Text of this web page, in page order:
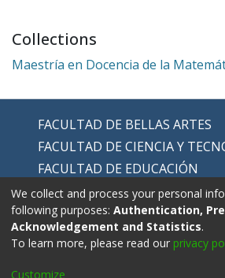
Collections
Maestría en Docencia de la
FACULTAD DE BELLAS ARTES
FACULTAD DE CIENCIA Y
FACULTAD DE EDUCACIÓN
FACULTAD DE EDUCACIÓN
FACULTAD DE HUMANIDADES
We collect and process your personal
following purposes: Authentication,
Acknowledgement and Statistics.
To learn more, please read our privacy
Customize